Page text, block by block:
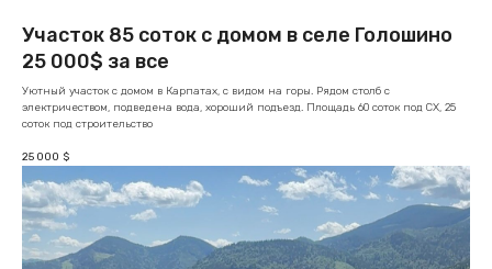
Участок 85 соток с домом в селе Голошино
25 000$ за все
Уютный участок с домом в Карпатах, с видом на горы. Рядом столб с
электричеством, подведена вода, хороший подъезд. Площадь 60 соток под СХ, 25
соток под строительство
25 000 $